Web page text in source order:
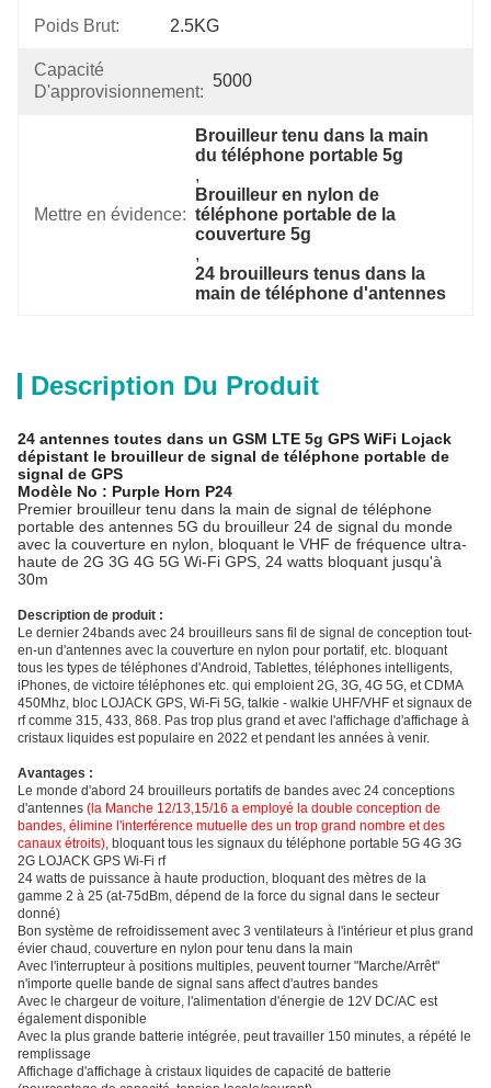
Poids Brut: 2.5KG
Capacité
D'approvisionnement:
5000
Mettre en évidence:
Brouilleur tenu dans la main
du téléphone portable 5g
,
Brouilleur en nylon de
téléphone portable de la
couverture 5g
,
24 brouilleurs tenus dans la
main de téléphone d'antennes
Description Du Produit
24 antennes toutes dans un GSM LTE 5g GPS WiFi Lojack
dépistant le brouilleur de signal de téléphone portable de
signal de GPS
Modèle No : Purple Horn P24
Premier brouilleur tenu dans la main de signal de téléphone
portable des antennes 5G du brouilleur 24 de signal du monde
avec la couverture en nylon, bloquant le VHF de fréquence ultra-
haute de 2G 3G 4G 5G Wi-Fi GPS, 24 watts bloquant jusqu'à
30m
Description de produit :
Le dernier 24bands avec 24 brouilleurs sans fil de signal de conception tout-
en-un d'antennes avec la couverture en nylon pour portatif, etc. bloquant
tous les types de téléphones d'Android, Tablettes, téléphones intelligents,
iPhones, de victoire téléphones etc. qui emploient 2G, 3G, 4G 5G, et CDMA
450Mhz, bloc LOJACK GPS, Wi-Fi 5G, talkie - walkie UHF/VHF et signaux de
rf comme 315, 433, 868. Pas trop plus grand et avec l'affichage d'affichage à
cristaux liquides est populaire en 2022 et pendant les années à venir.
Avantages :
Le monde d'abord 24 brouilleurs portatifs de bandes avec 24 conceptions
d'antennes (la Manche 12/13,15/16 a employé la double conception de
bandes, élimine l'interférence mutuelle des un trop grand nombre et des
canaux étroits), bloquant tous les signaux du téléphone portable 5G 4G 3G
2G LOJACK GPS Wi-Fi rf
24 watts de puissance à haute production, bloquant des mètres de la
gamme 2 à 25 (at-75dBm, dépend de la force du signal dans le secteur
donné)
Bon système de refroidissement avec 3 ventilateurs à l'intérieur et plus grand
évier chaud, couverture en nylon pour tenu dans la main
Avec l'interrupteur à positions multiples, peuvent tourner "Marche/Arrêt"
n'importe quelle bande de signal sans affect d'autres bandes
Avec le chargeur de voiture, l'alimentation d'énergie de 12V DC/AC est
également disponible
Avec la plus grande batterie intégrée, peut travailler 150 minutes, a répété le
remplissage
Affichage d'affichage à cristaux liquides de capacité de batterie